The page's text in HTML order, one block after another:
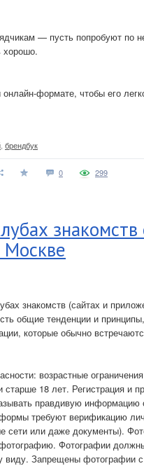
— пусть попробуют по
хорошо.
формате, чтобы его
брендбук
0 299
знакомств (сайтах и
общие тенденции и
которые обычно
возрастные
18 лет. Регистрация и
правдивую информацию
требуют верификацию
сети или даже документы).
фотографию. Фотографии
виду. Запрещены фотографии